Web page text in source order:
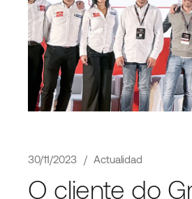
30/11/2023 Actualidad
O cliente do